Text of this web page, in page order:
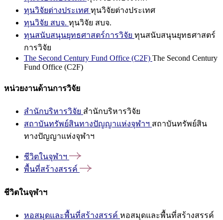
ทุนวิจัยต่างประเทศ ทุนวิจัยต่างประเทศ
ทุนวิจัย สบจ. ทุนวิจัย สบจ.
ทุนสนับสนุนยุทธศาสตร์การวิจัย ทุนสนับสนุนยุทธศาสตร์
การวิจัย
The Second Century Fund Office (C2F) The Second Century
Fund Office (C2F)
หน่วยงานด้านการวิจัย
สำนักบริหารวิจัย สำนักบริหารวิจัย
สถาบันทรัพย์สินทางปัญญาแห่งจุฬาฯ สถาบันทรัพย์สิน
ทางปัญญาแห่งจุฬาฯ
ชีวิตในจุฬาฯ
พื้นที่สร้างสรรค์
ชีวิตในจุฬาฯ
หอสมุดและพื้นที่สร้างสรรค์ หอสมุดและพื้นที่สร้างสรรค์